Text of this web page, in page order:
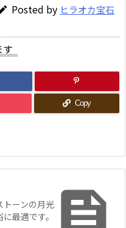
Posted by ヒラオカ宝石
す
Copy

トーンの月光
に最適です。